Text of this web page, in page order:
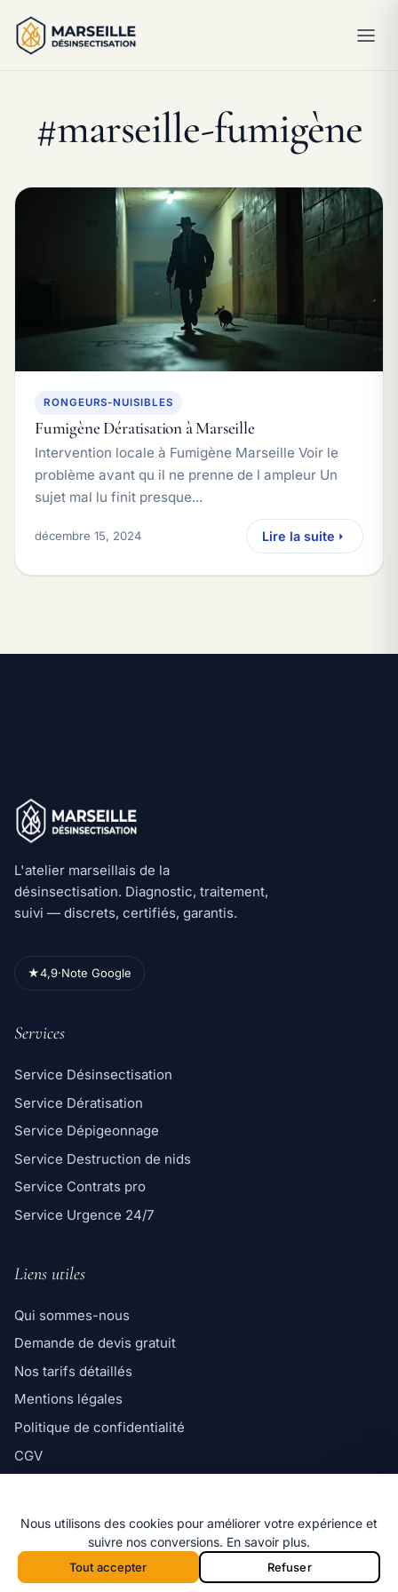
#marseille-fumigène
RONGEURS-NUISIBLES
Fumigène Dératisation à Marseille
Intervention locale à Fumigène Marseille Voir le
problème avant qu il ne prenne de l ampleur Un
sujet mal lu finit presque...
décembre 15, 2024 Lire la suite
L'atelier marseillais de la
désinsectisation. Diagnostic, traitement,
suivi — discrets, certifiés, garantis.
★4,9·Note Google
Services
Service Désinsectisation
Service Dératisation
Service Dépigeonnage
Service Destruction de nids
Service Contrats pro
Service Urgence 24/7
Liens utiles
Qui sommes-nous
Demande de devis gratuit
Nos tarifs détaillés
Mentions légales
Politique de confidentialité
CGV
© 2026 Marseille Désinsectisation — Tous
f i x G
Nous utilisons des cookies pour améliorer votre expérience et
suivre nos conversions. En savoir plus.
Tout accepter Refuser